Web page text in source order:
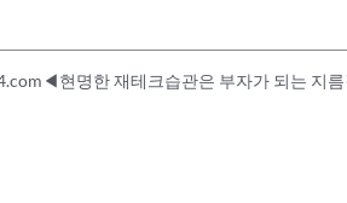
현명한 재테크습관은 부자가 되는 지름